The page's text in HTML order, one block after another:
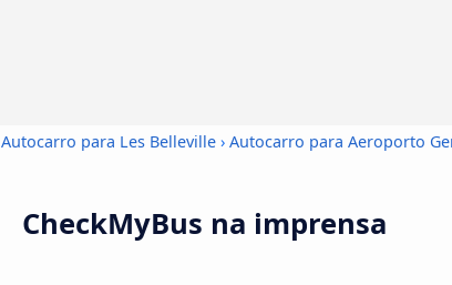
Autocarro para Les Belleville › Autocarro para Aeroporto
CheckMyBus na imprensa